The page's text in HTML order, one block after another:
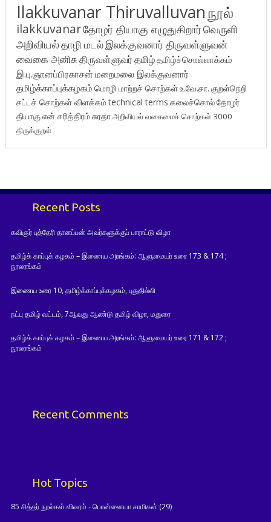
Ilakkuvanar Thiruvalluvanநூல்
ilakkuvanarதோழர் தியாகு எழுதுகிறார்வெருளி
அறிவியல்தாழி மடல்இலக்குவனார் திருவள்ளுவன்
வைகை அனிசுதிருவள்ளுவர்தமிழ்தமிழ்ச்சொல்லாக்கம்
இ.பு.ஞானப்பிரகாசன் மறைமலை இலக்குவனார்
தமிழ்க்காப்புக்கழகம் மொழி மாற்றச் சொற்கள்உ.வே.சா. குறள்நெறி
சட்டச் சொற்கள் விளக்கம்technical terms கலைச்சொல்தோழர்
தியாகுஎன் சரித்திரம்சுரதாஅறிவியல் வகைமைச் சொற்கள் 3000
திருக்குறள்
Recent Posts
கவிஞர் புத்தேரி தானப்பன் அவர்களுக்குப் பாராட்டு விழா
தமிழ்க் காப்புக் கழகம் – இணைய அரங்கம்: ஆளுமையர் உரை 173 & 174 ;
நூலரங்கம்
இணைய உரை 10, தமிழ்க்காப்புக்கழகம், புதுதில்லி
நட்பு தமிழ் வட்டம், 7ஆவது ஆண்டு தமிழ் விழா, மதுரை
தமிழ்க் காப்புக் கழகம் – இணைய அரங்கம்: ஆளுமையர் உரை 171 & 172 ;
நூலரங்கம்
Recent Comments
Hot Topics
85 சித்தர் நூல்கள் விவரம் - பொன்னையா சாமிகள் (29)